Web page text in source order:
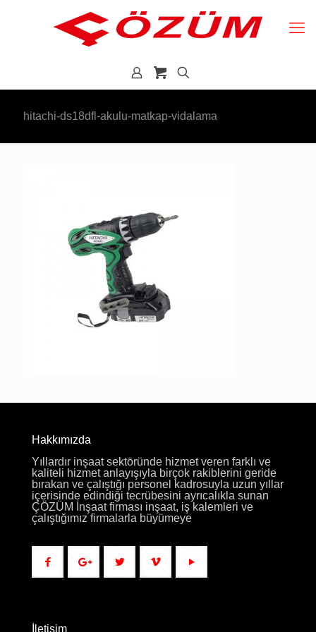
hitachi-ds18dfl-akulu-matkap-vidalama
Hakkımızda
Yıllardır inşaat sektöründe hizmet veren farklı ve
kaliteli hizmet anlayışıyla birçok rakiblerini geride
bırakan ve çalıştığı personel kadrosuyla uzun yıllar
içerisinde edindiği tecrübesini ayrıcalıkla sunan
ÇÖZÜM İnşaat firması inşaat, iş kalemleri ve
çalıştığımız firmalarla büyümeye
İletişim